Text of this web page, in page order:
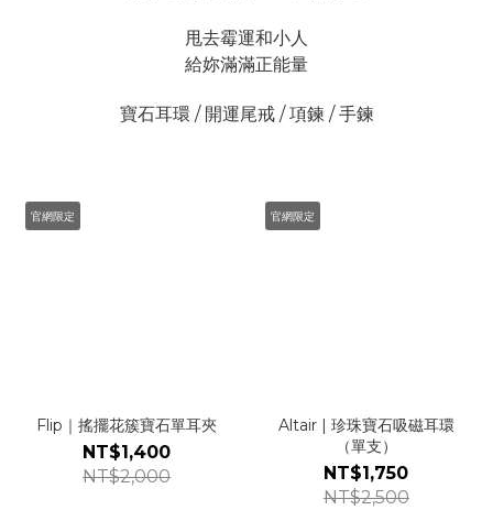
甩去霉運和小人
給妳滿滿正能量
寶石耳環 / 開運尾戒 / 項鍊 / 手鍊
官網限定
Flip｜搖擺花簇寶石單耳夾
NT$1,400
NT$2,000
官網限定
Altair | 珍珠寶石吸磁耳環
（單支）
NT$1,750
NT$2,500